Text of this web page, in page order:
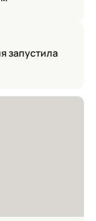
запустила